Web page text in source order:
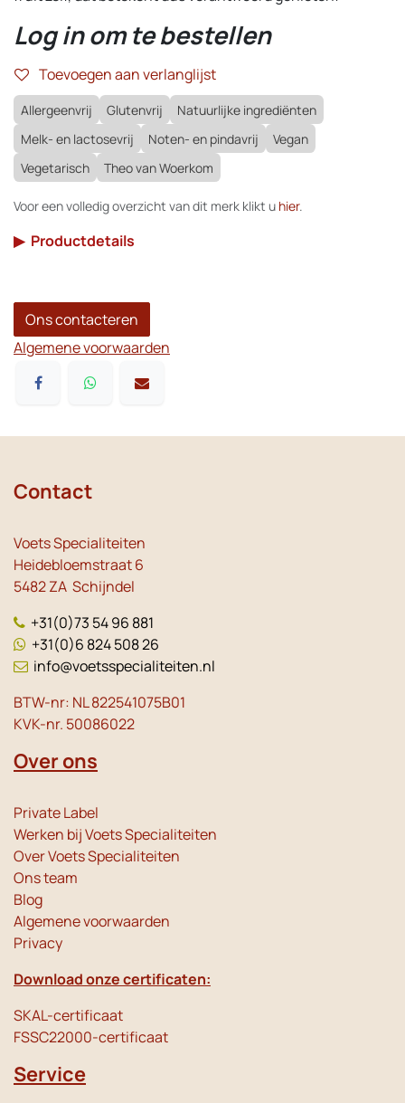
Log in om te bestellen
Toevoegen aan verlanglijst
Allergeenvrij Glutenvrij
Natuurlijke ingrediënten
Melk- en lactosevrij
Noten- en pindavrij
Vegan
Vegetarisch
Theo van Woerkom
Voor een volledig overzicht van dit merk klikt u hier.
▶ Productdetails
Ons contacteren
Algemene voorwaarden
Contact
Voets Specialiteiten
Heidebloemstraat 6
5482 ZA Schijndel
+31(0)73 54 96 881
+31(0)6 824 508 26
info@voetsspecialiteiten.nl
BTW-nr: NL 822541075B01
KVK-nr. 50086022
Over ons
Private Label
Werken bij Voets Specialiteiten
Over Voets Specialiteiten
Ons team
Blog
Algemene voorwaarden
Privacy
Download onze certificaten:
SKAL-certificaat
FSSC22000-certificaat
Service